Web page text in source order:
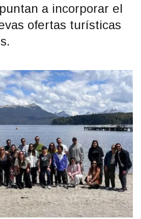
a incorporar el
ofertas turísticas